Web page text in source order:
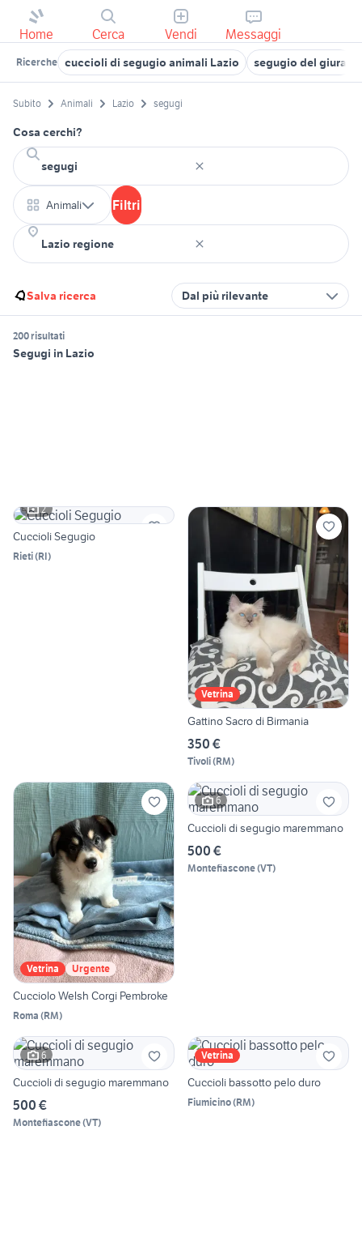
Home Cerca Vendi Messaggi
Ricerche cuccioli di segugio animali Lazio segugio del giura
Subito Animali Lazio segugi
Cosa cerchi?
Animali Filtri
Salva ricerca Dal più rilevante
200 risultati
Segugi in Lazio
2
Cuccioli Segugio
Rieti(RI)
Vetrina
Gattino Sacro di Birmania
350 €
Tivoli(RM)
Vetrina Urgente
Cucciolo Welsh Corgi Pembroke
Roma (RM)
6
Cuccioli di segugio maremmano
500 €
Montefiascone(VT)
6
Cuccioli di segugio maremmano
500 €
Montefiascone(VT)
Vetrina
Cuccioli bassotto pelo duro
Fiumicino(RM)